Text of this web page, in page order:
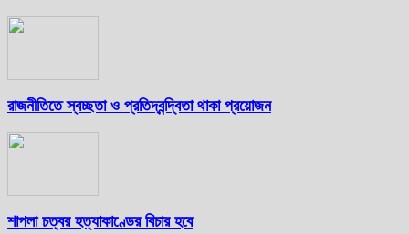
রাজনীতিতে স্বচ্ছতা ও প্রতিদ্বন্দ্বিতা থাকা প্রয়োজন
শাপলা চত্বর হত্যাকাণ্ডের বিচার হবে